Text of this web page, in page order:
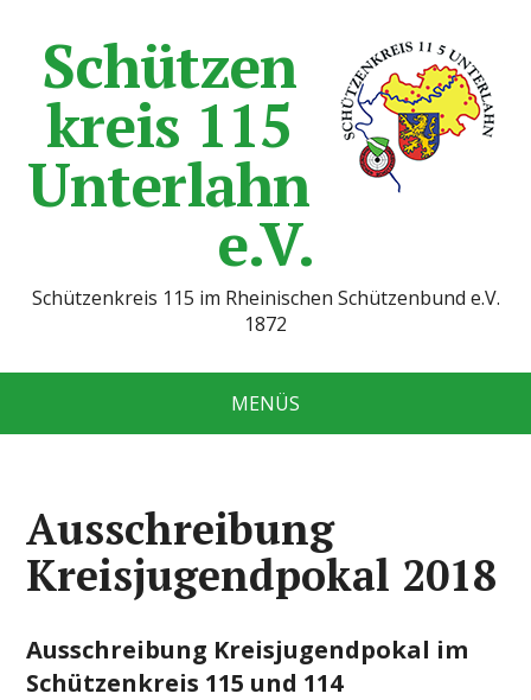
Schützen
kreis 115
Unterlahn
e.V.
Schützenkreis 115 im Rheinischen Schützenbund e.V.
1872
MENÜS
Ausschreibung
Kreisjugendpokal 2018
Ausschreibung Kreisjugendpokal im
Schützenkreis 115 und 114